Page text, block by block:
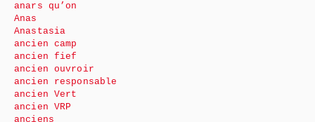
anars qu’on
Anas
Anastasia
ancien camp
ancien fief
ancien ouvroir
ancien responsable
ancien Vert
ancien VRP
anciens